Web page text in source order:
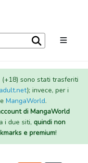
sono stati trasferiti
); invece, per i
MangaWorld.
di MangaWorld
i due siti, quindi non
e premium!